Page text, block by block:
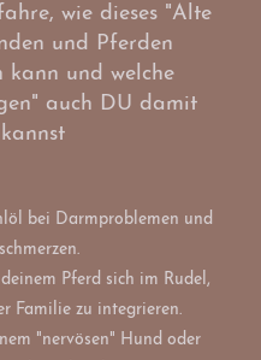
wie dieses "Alte
und Pferden
kann und welche
auch DU damit
bei Darmproblemen und
Pferd sich im Rudel,
Familie zu integrieren.
"nervösen" Hund oder